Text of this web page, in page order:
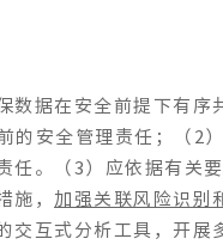
数据在安全前提下有序
的安全管理责任；（2
任。（3）应依据有关
施， 加强关联风险识别
互式分析工具，开展